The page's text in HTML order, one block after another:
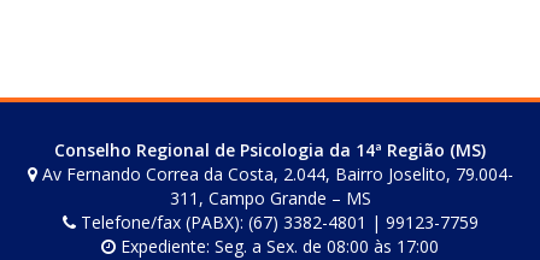
Conselho Regional de Psicologia da 14ª Região (MS)
Av Fernando Correa da Costa, 2.044, Bairro Joselito, 79.004-
311, Campo Grande – MS
Telefone/fax (PABX): (67) 3382-4801 | 99123-7759
Expediente: Seg. a Sex. de 08:00 às 17:00